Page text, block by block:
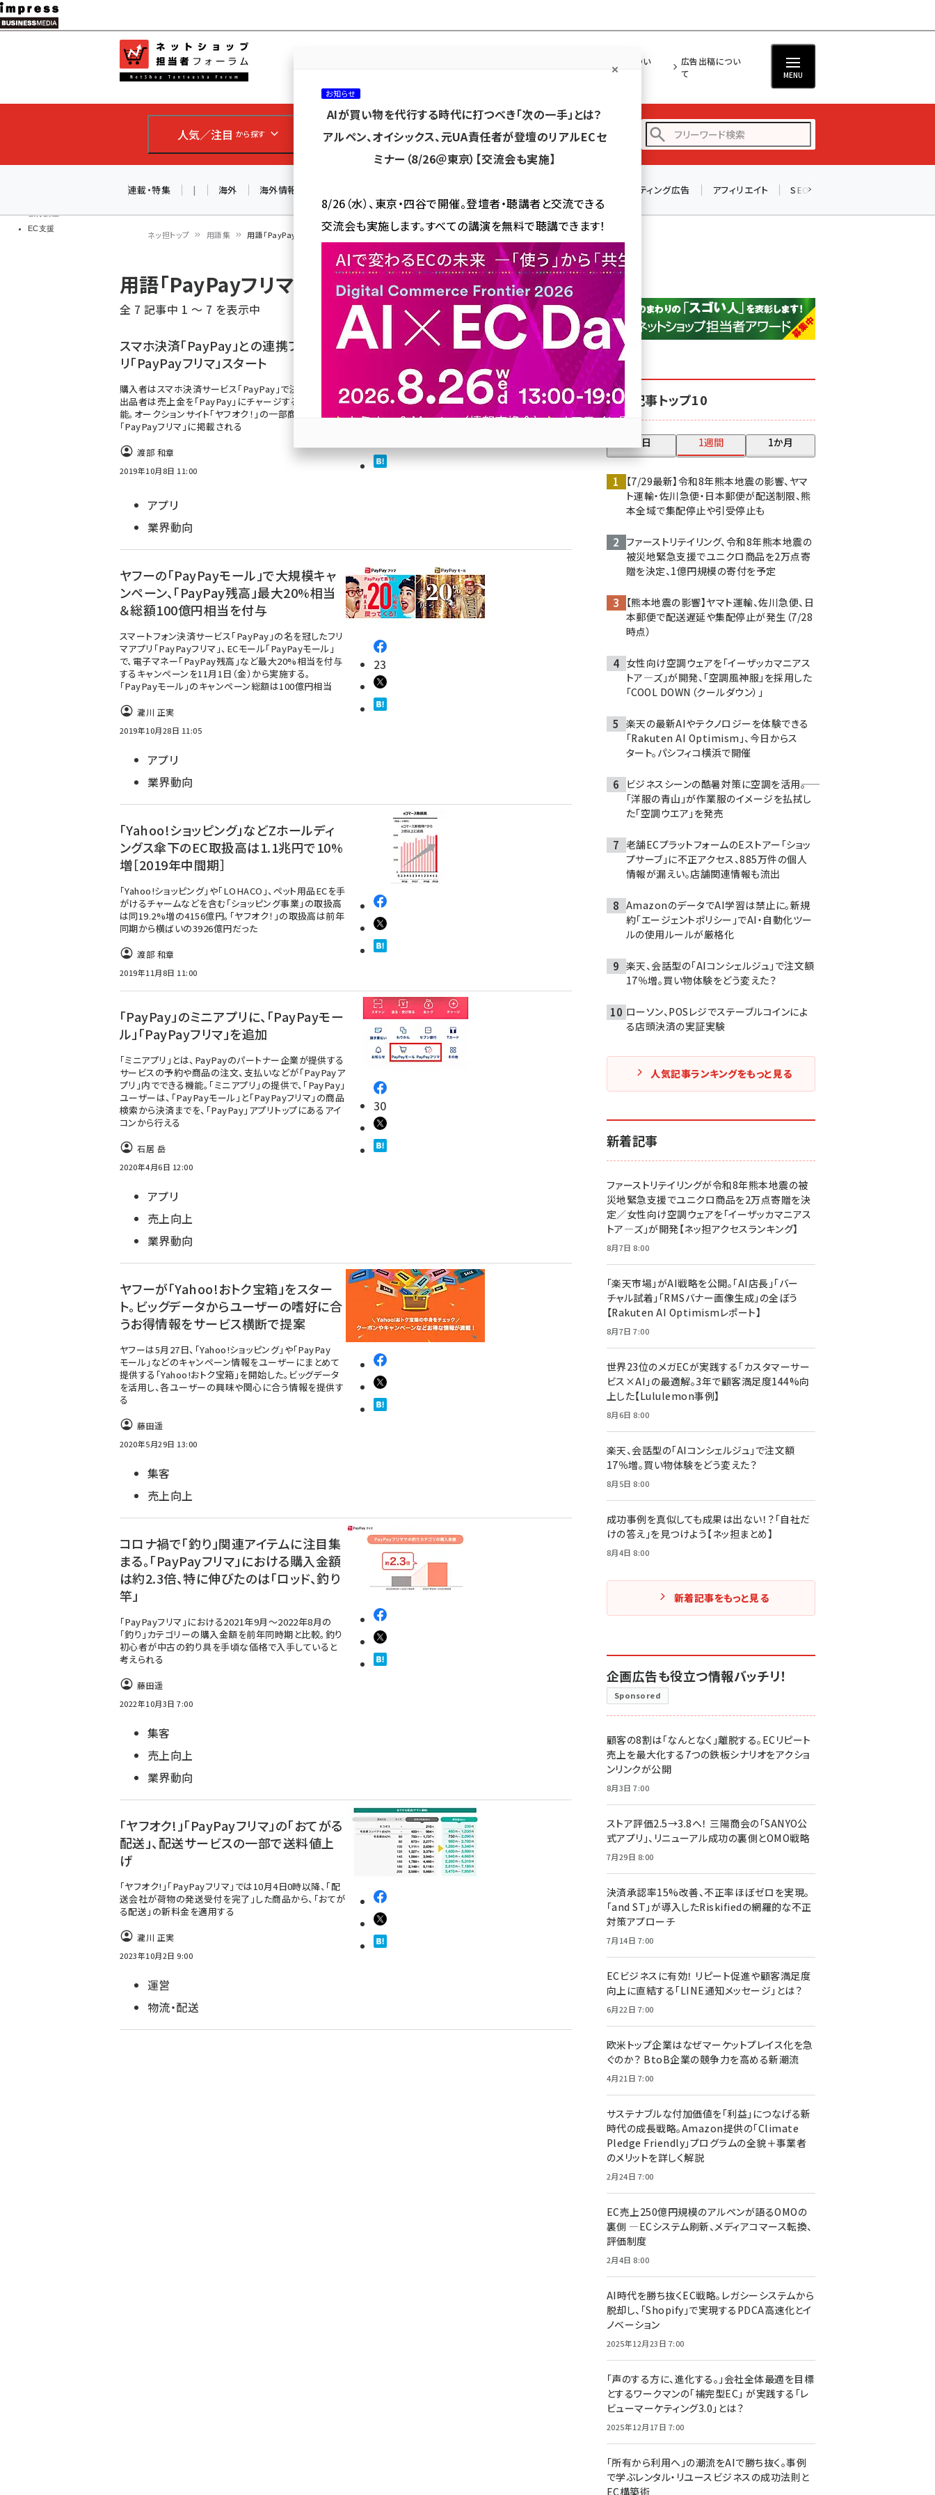
メ
イ
ン
ツ
移
教育講座
EC支援
ネッ担につい
広告出稿につい
て
MENU
人気／注目 から探す カテゴリ／種別 から探す セミナー／イベント から探す
アスクル (1119)
base (1077)
連載・特集 | 海外 海外情報 リスティング広告 アフィリエイト SEO
ン
く
ず
ネッ担トップ 用語集 用語「PayPayフリマ」 が使われている記事の一覧
用語「PayPayフリマ」 が使われている記事の一覧
全 7 記事中 1 ～ 7 を表示中
スマホ決済「PayPay」との連携フリマアプ
リ「PayPayフリマ」スタート
購入者はスマホ決済サービス「PayPay」で決済できる。
出品者は売上金を「PayPay」にチャージすることも可
能。オークションサイト「ヤフオク！」の一部商品も
「PayPayフリマ」に掲載される
渡部 和章
2019年10月8日 11:00
アプリ
業界動向
ヤフーの「PayPayモール」で大規模キャ
ンペーン、「PayPay残高」最大20%相当
＆総額100億円相当を付与
スマートフォン決済サービス「PayPay」の名を冠したフリ
マアプリ「PayPayフリマ」、ECモール「PayPayモール」
で、電子マネー「PayPay残高」など最大20%相当を付与
するキャンペーンを11月1日（金）から実施する。
「PayPayモール」のキャンペーン総額は100億円相当
瀧川 正実
2019年10月28日 11:05
23
アプリ
業界動向
「Yahoo!ショッピング」などZホールディ
ングス傘下のEC取扱高は1.1兆円で10%
増［2019年中間期］
「Yahoo!ショッピング」や「LOHACO」、ペット用品ECを手
がけるチャームなどを含む「ショッピング事業」の取扱高
は同19.2%増の4156億円。「ヤフオク！」の取扱高は前年
同期から横ばいの3926億円だった
渡部 和章
2019年11月8日 11:00
「PayPay」のミニアプリに、「PayPayモー
ル」「PayPayフリマ」を追加
「ミニアプリ」とは、PayPayのパートナー企業が提供する
サービスの予約や商品の注文、支払いなどが「PayPayア
プリ」内でできる機能。「ミニアプリ」の提供で、「PayPay」
ユーザーは、「PayPayモール」と「PayPayフリマ」の商品
検索から決済までを、「PayPay」アプリトップにあるアイ
コンから行える
石居 岳
2020年4月6日 12:00
30
アプリ
売上向上
業界動向
ヤフーが「Yahoo!おトク宝箱」をスター
ト。ビッグデータからユーザーの嗜好に合
うお得情報をサービス横断で提案
ヤフーは5月27日、「Yahoo!ショッピング」や「PayPay
モール」などのキャンペーン情報をユーザーにまとめて
提供する「Yahoo!おトク宝箱」を開始した。ビッグデータ
を活用し、各ユーザーの興味や関心に合う情報を提供す
る
藤田遥
2020年5月29日 13:00
集客
売上向上
コロナ禍で「釣り」関連アイテムに注目集
まる。「PayPayフリマ」における購入金額
は約2.3倍、特に伸びたのは「ロッド、釣り
竿」
「PayPayフリマ」における2021年9月～2022年8月の
「釣り」カテゴリーの購入金額を前年同時期と比較。釣り
初心者が中古の釣り具を手頃な価格で入手していると
考えられる
藤田遥
2022年10月3日 7:00
集客
売上向上
業界動向
「ヤフオク!」「PayPayフリマ」の「おてがる
配送」、配送サービスの一部で送料値上
げ
「ヤフオク!」「PayPayフリマ」では10月4日0時以降、「配
送会社が荷物の発送受付を完了」した商品から、「おてが
る配送」の新料金を適用する
瀧川 正実
2023年10月2日 9:00
運営
物流・配送
人気記事トップ10
昨日 1週間 1か月
【7/29最新】令和8年熊本地震の影響、ヤマ
ト運輸・佐川急便・日本郵便が配送制限、熊
本全域で集配停止や引受停止も
ファーストリテイリング、令和8年熊本地震の
被災地緊急支援でユニクロ商品を2万点寄
贈を決定、1億円規模の寄付を予定
【熊本地震の影響】ヤマト運輸、佐川急便、日
本郵便で配送遅延や集配停止が発生（7/28
時点）
女性向け空調ウェアを「イーザッカマニアス
トア―ズ」が開発、「空調風神服」を採用した
「COOL DOWN（クールダウン）」
楽天の最新AIやテクノロジーを体験できる
「Rakuten AI Optimism」、今日からス
タート。パシフィコ横浜で開催
ビジネスシーンの酷暑対策に空調を活用――。
「洋服の青山」が作業服のイメージを払拭し
た「空調ウエア」を発売
老舗ECプラットフォームのEストアー「ショッ
プサーブ」に不正アクセス、885万件の個人
情報が漏えい。店舗関連情報も流出
AmazonのデータでAI学習は禁止に。新規
約「エージェントポリシー」でAI・自動化ツー
ルの使用ルールが厳格化
楽天、会話型の「AIコンシェルジュ」で注文額
17％増。買い物体験をどう変えた？
ローソン、POSレジでステーブルコインによ
る店頭決済の実証実験
人気記事ランキングをもっと見る
新着記事
ファーストリテイリングが令和8年熊本地震の被
災地緊急支援でユニクロ商品を2万点寄贈を決
定／女性向け空調ウェアを「イーザッカマニアス
トア―ズ」が開発【ネッ担アクセスランキング】
8月7日 8:00
「楽天市場」がAI戦略を公開。「AI店長」「バー
チャル試着」「RMSバナー画像生成」の全ぼう
【Rakuten AI Optimismレポート】
8月7日 7:00
世界23位のメガECが実践する「カスタマーサー
ビス×AI」の最適解。3年で顧客満足度144%向
上した【Lululemon事例】
8月6日 8:00
楽天、会話型の「AIコンシェルジュ」で注文額
17％増。買い物体験をどう変えた？
8月5日 8:00
成功事例を真似しても成果は出ない！？「自社だ
けの答え」を見つけよう【ネッ担まとめ】
8月4日 8:00
新着記事をもっと見る
企画広告も役立つ情報バッチリ！
Sponsored
顧客の8割は「なんとなく」離脱する。ECリピート
売上を最大化する7つの鉄板シナリオをアクショ
ンリンクが公開
8月3日 7:00
ストア評価2.5→3.8へ！ 三陽商会の「SANYO公
式アプリ」、リニューアル成功の裏側とOMO戦略
7月29日 8:00
決済承認率15%改善、不正率ほぼゼロを実現。
「and ST」が導入したRiskifiedの網羅的な不正
対策アプローチ
7月14日 7:00
ECビジネスに有効！ リピート促進や顧客満足度
向上に直結する「LINE通知メッセージ」とは？
6月22日 7:00
欧米トップ企業はなぜマーケットプレイス化を急
ぐのか？ BtoB企業の競争力を高める新潮流
4月21日 7:00
サステナブルな付加価値を「利益」につなげる新
時代の成長戦略。Amazon提供の「Climate
Pledge Friendly」プログラムの全貌＋事業者
のメリットを詳しく解説
2月24日 7:00
EC売上250億円規模のアルペンが語るOMOの
裏側 ―ECシステム刷新、メディアコマース転換、
評価制度
2月4日 8:00
AI時代を勝ち抜くEC戦略。レガシーシステムから
脱却し、「Shopify」で実現するPDCA高速化とイ
ノベーション
2025年12月23日 7:00
「声のする方に、進化する。」会社全体最適を目標
とするワークマンの「補完型EC」 が実践する「レ
ビューマーケティング3.0」とは？
2025年12月17日 7:00
「所有から利用へ」の潮流をAIで勝ち抜く。事例
で学ぶレンタル・リユースビジネスの成功法則と
EC構築術
お知らせ
AIが買い物を代行する時代に打つべき「次の一手」とは？
アルペン、オイシックス、元UA責任者が登壇のリアルECセ
ミナー（8/26＠東京）【交流会も実施】
8/26（水）、東京・四谷で開催。登壇者・聴講者と交流できる
交流会も実施します。すべての講演を無料で聴講できます！